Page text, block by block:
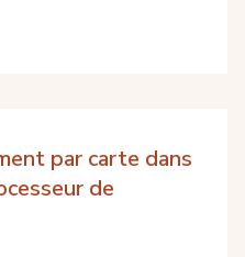
par carte dans
de